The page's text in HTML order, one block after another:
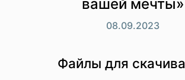
вашей мечты»
08.09.2023
Файлы для